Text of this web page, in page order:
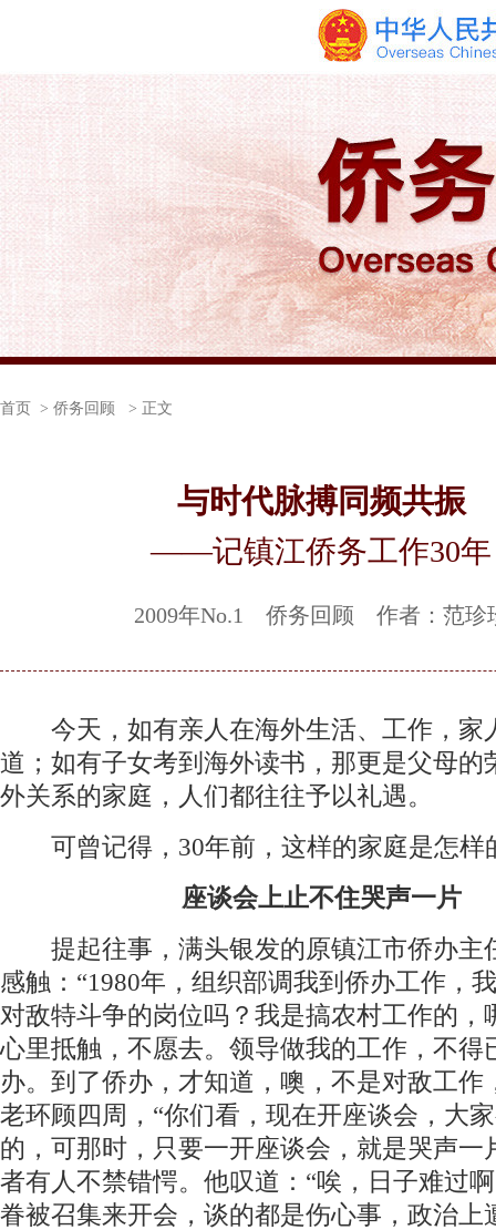
首页 > 侨务回顾 > 正文
与时代脉搏同频共振
——记镇江侨务工作30年
2009年No.1 侨务回顾 作者：范珍
今天，如有亲人在海外生活、工作，家
道；如有子女考到海外读书，那更是父母的
外关系的家庭，人们都往往予以礼遇。
可曾记得，30年前，这样的家庭是怎
座谈会上止不住哭声一片
提起往事，满头银发的原镇江市侨办主
感触：“1980年，组织部调我到侨办工作，
对敌特斗争的岗位吗？我是搞农村工作的，
心里抵触，不愿去。领导做我的工作，不得
办。到了侨办，才知道，噢，不是对敌工
老环顾四周，“你们看，现在开座谈会，大
的，可那时，只要一开座谈会，就是哭声
者有人不禁错愕。他叹道：“唉，日子难过
眷被召集来开会，谈的都是伤心事，政治上